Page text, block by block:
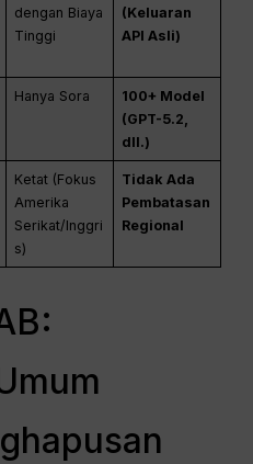
dengan Biaya
Tinggi
(Keluaran
API Asli)
Hanya Sora
100+ Model
(GPT-5.2,
dll.)
Ketat (Fokus
Amerika
Serikat/Inggri
s)
Tidak Ada
Pembatasan
Regional